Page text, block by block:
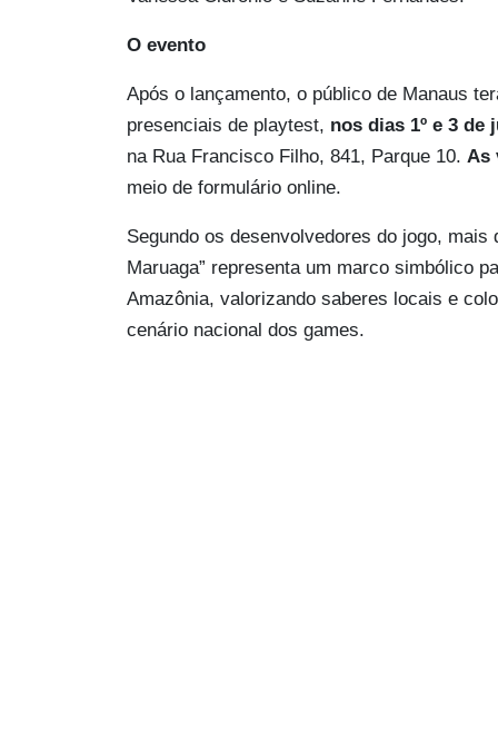
O evento
Após o lançamento, o público de Manaus
presenciais de playtest, nos dias 1º e 3 de
na Rua Francisco Filho, 841, Parque 10. As
meio de formulário online.
Segundo os desenvolvedores do jogo, mais
Maruaga” representa um marco simbólico
Amazônia, valorizando saberes locais e
cenário nacional dos games.